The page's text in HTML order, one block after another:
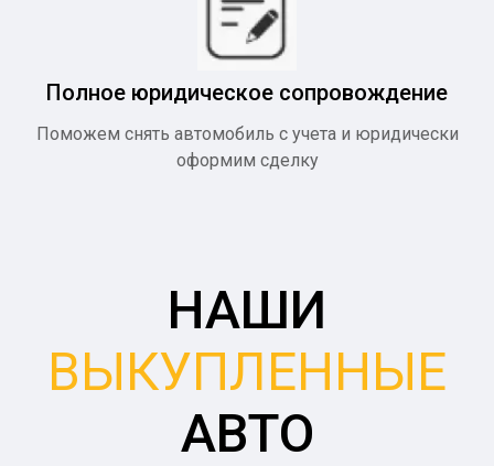
Полное юридическое сопровождение
Поможем снять автомобиль с учета и юридически
оформим сделку
НАШИ
ВЫКУПЛЕННЫЕ
АВТО